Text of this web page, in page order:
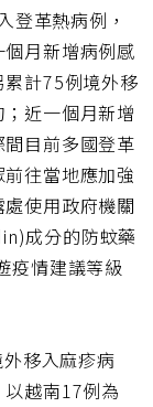
登革熱病例，
月新增病例感
計75例境外移
近一個月新增
目前多國登革
往當地應加強
使用政府機關
成分的防蚊藥
疫情建議等級
移入麻疹病
越南17例為